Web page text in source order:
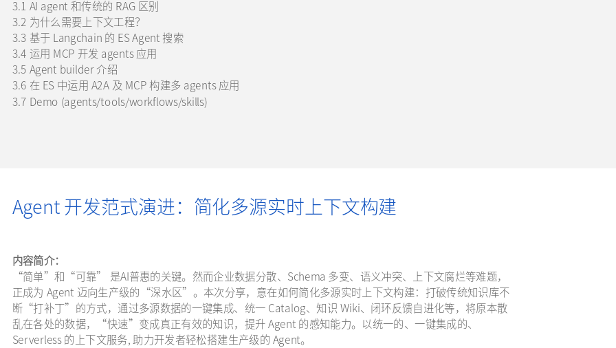
3.1 AI agent 和传统的 RAG 区别
3.2 为什么需要上下文工程？
3.3 基于 Langchain 的 ES Agent 搜索
3.4 运用 MCP 开发 agents 应用
3.5 Agent builder 介绍
3.6 在 ES 中运用 A2A 及 MCP 构建多 agents 应用
3.7 Demo (agents/tools/workflows/skills)
Agent 开发范式演进：简化多源实时上下文构建
内容简介：
“简单”和“可靠” 是AI普惠的关键。然而企业数据分散、Schema 多变、语义冲突、上下文腐烂等难题，
正成为 Agent 迈向生产级的“深水区”。本次分享，意在如何简化多源实时上下文构建：打破传统知识库不
断“打补丁”的方式，通过多源数据的一键集成、统一 Catalog、知识 Wiki、闭环反馈自进化等，将原本散
乱在各处的数据，“快速”变成真正有效的知识，提升 Agent 的感知能力。以统一的、一键集成的、
Serverless 的上下文服务, 助力开发者轻松搭建生产级的 Agent。